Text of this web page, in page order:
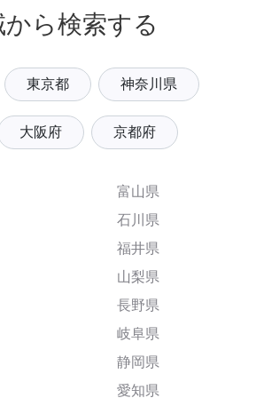
から検索する
東京都 神奈川県
大阪府 京都府
富山県
石川県
福井県
山梨県
長野県
岐阜県
静岡県
愛知県